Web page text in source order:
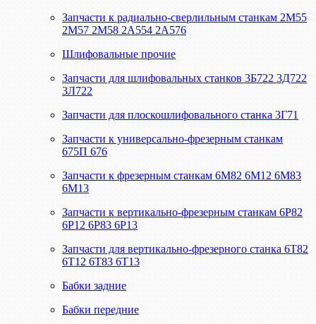
Запчасти к радиально-сверлильным станкам 2М55
2М57 2М58 2А554 2А576
Шлифовальные прочие
Запчасти для шлифовальных станков 3Б722 3Д722
3Л722
Запчасти для плоскошлифовального станка 3Г71
Запчасти к универсально-фрезерным станкам
675П 676
Запчасти к фрезерным станкам 6М82 6М12 6М83
6М13
Запчасти к вертикально-фрезерным станкам 6Р82
6Р12 6Р83 6Р13
Запчасти для вертикально-фрезерного станка 6Т82
6Т12 6Т83 6Т13
Бабки задние
Бабки передние